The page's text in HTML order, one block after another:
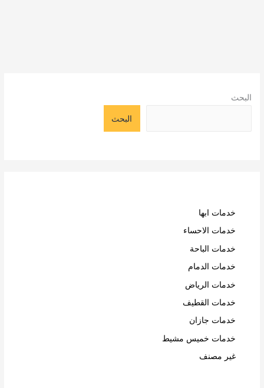
البحث
البحث
خدمات ابها
خدمات الاحساء
خدمات الباحة
خدمات الدمام
خدمات الرياض
خدمات القطيف
خدمات جازان
خدمات خميس مشيط
غير مصنف